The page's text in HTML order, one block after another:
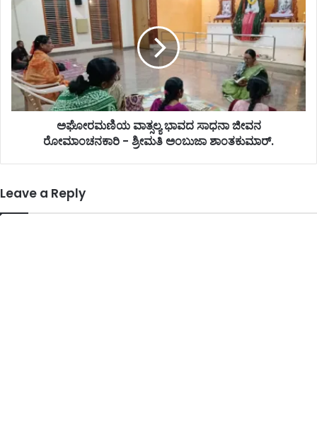
ಅಘೋರಮಣಿಯ ವಾತ್ಸಲ್ಯ ಭಾವದ ಸಾಧನಾ ಜೀವನ
ರೋಮಾಂಚನಕಾರಿ - ಶ್ರೀಮತಿ ಅಂಬುಜಾ ಶಾಂತಕುಮಾರ್.
Leave a Reply